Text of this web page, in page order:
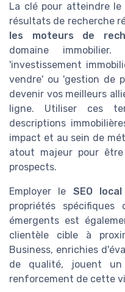
La clé pour atteindre
résultats de recherche
les moteurs de
domaine
'investissement
vendre' ou 'gestion de
devenir vos meilleurs
ligne. Utiliser ces
descriptions
impact et au sein de
atout majeur pour
prospects.
Employer le SEO local
propriétés spécifiques
émergents est
clientèle cible à
Business, enrichies
de qualité, jouent un
renforcement de cette